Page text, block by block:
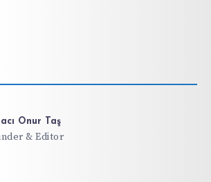
Onur Taş
& Editor